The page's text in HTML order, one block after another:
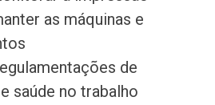
as máquinas e
de
saúde no trabalho